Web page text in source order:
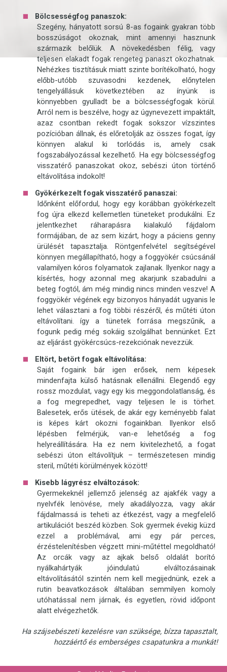
Bölcsességfog panaszok:
Szegény, hányatott sorsú 8-as fogaink gyakran több
bosszúságot okoznak, mint amennyi hasznunk
származik belőlük. A növekedésben félig, vagy
teljesen elakadt fogak rengeteg panaszt okozhatnak.
Nehézkes tisztításuk miatt szinte borítékolható, hogy
előbb-utóbb szuvasodni kezdenek, előnytelen
tengelyállásuk következtében az ínyünk is
könnyebben gyulladt be a bölcsességfogak körül.
Arról nem is beszélve, hogy az úgynevezett impaktált,
azaz csontban rekedt fogak sokszor vízszintes
pozícióban állnak, és előretolják az összes fogat, így
könnyen alakul ki torlódás is, amely csak
fogszabályozással kezelhető. Ha egy bölcsességfog
visszatérő panaszokat okoz, sebészi úton történő
eltávolítása indokolt!
Gyökérkezelt fogak visszatérő panaszai:
Időnként előfordul, hogy egy korábban gyökérkezelt
fog újra elkezd kellemetlen tüneteket produkálni. Ez
jelentkezhet ráharapásra kialakuló fájdalom
formájában, de az sem kizárt, hogy a páciens genny
ürülését tapasztalja. Röntgenfelvétel segítségével
könnyen megállapítható, hogy a foggyökér csúcsánál
valamilyen kóros folyamatok zajlanak. Ilyenkor nagy a
kísértés, hogy azonnal meg akarjunk szabadulni a
beteg fogtól, ám még mindig nincs minden veszve! A
foggyökér végének egy bizonyos hányadát ugyanis le
lehet választani a fog többi részéről, és műtéti úton
eltávolítani. így a tünetek forrása megszűnik, a
fogunk pedig még sokáig szolgálhat bennünket. Ezt
az eljárást gyökércsúcs-rezekciónak nevezzük.
Eltört, betört fogak eltávolítása:
Saját fogaink bár igen erősek, nem képesek
mindenfajta külső hatásnak ellenállni. Elegendő egy
rossz mozdulat, vagy egy kis meggondolatlanság, és
a fog megrepedhet, vagy teljesen le is törhet.
Balesetek, erős ütések, de akár egy keményebb falat
is képes kárt okozni fogainkban. Ilyenkor első
lépésben felmérjük, van-e lehetőség a fog
helyreállítására. Ha ez nem kivitelezhető, a fogat
sebészi úton eltávolítjuk – természetesen mindig
steril, műtéti körülmények között!
Kisebb lágyrész elváltozások:
Gyermekeknél jellemző jelenség az ajakfék vagy a
nyelvfék lenövése, mely akadályozza, vagy akár
fájdalmassá is teheti az étkezést, vagy a megfelelő
artikulációt beszéd közben. Sok gyermek évekig küzd
ezzel a problémával, ami egy pár perces,
érzéstelenítésben végzett mini-műtéttel megoldható!
Az orcák vagy az ajkak belső oldalát borító
nyálkahártyák jóindulatú elváltozásainak
eltávolításától szintén nem kell megijednünk, ezek a
rutin beavatkozások általában semmilyen komoly
utóhatással nem járnak, és egyetlen, rövid időpont
alatt elvégezhetők.
Ha szájsebészeti kezelésre van szüksége, bízza tapasztalt,
hozzáértő és emberséges csapatunkra a munkát!